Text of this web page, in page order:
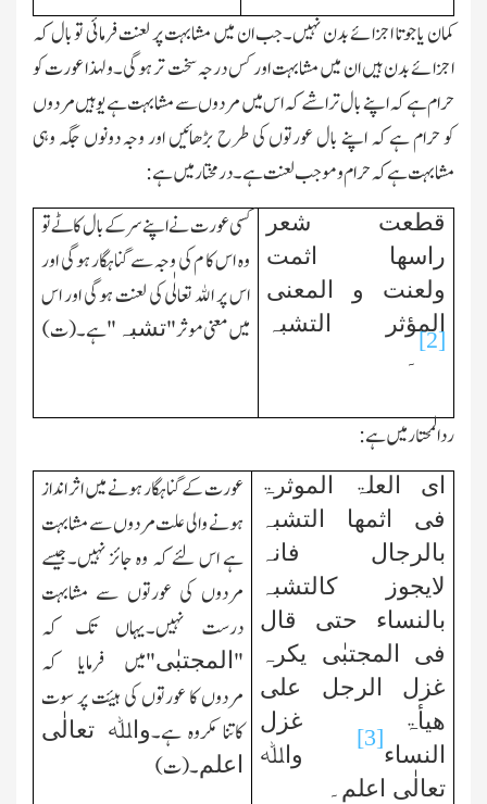
کمان یا جوتا اجزائے بدن نہیں۔جب ان میں مشابہت پر لعنت فرمائی تو بال کہ
اجزائے بدن ہیں ان میں مشابہت اور کس درجہ سخت تر ہوگی۔ولہذا عورت کو
حرام ہے کہ اپنے بال تراشے کہ اس میں مردوں سے مشابہت ہے یوہیں مردوں
کو حرام ہے کہ اپنے بال عورتوں کی طرح بڑھائیں اور وجہ دونوں جگہ وہی
مشابہت ہے کہ حرام وموجب لعنت ہے۔درمختار میں ہے:
قطعت شعر
راسھا اثمت
ولعنت و المعنی
المؤثر التشبہ
[2]
۔
کسی عورت نے اپنے سر کے بال کاٹے تو
وہ اس کا م کی وجہ سے گناہگار ہوگی اور
اس پر اﷲ تعالٰی کی لعنت ہوگی اور اس
میں معنی موثر"تشبہ "ہے۔(ت)
ردالمحتار میں ہے:
ای العلۃ الموثرۃ
فی اثمھا التشبہ
بالرجال فانہ
لایجوز کالتشبہ
بالنساء حتی قال
فی المجتبٰی یکرہ
غزل الرجل علی
ھیأۃ غزل
النساء
[3]
واﷲ
تعالٰی اعلم۔
عورت کے گناہگار ہونے میں اثر انداز
ہونے والی علت مردوں سے مشابہت
ہے اس لئے کہ وہ جائز نہیں۔جیسے
مردوں کی عورتوں سے مشابہت
درست نہیں۔یہاں تك کہ
"المجتبٰی"میں فرمایا کہ
مردوں کا عورتوں کی ہیئت پر سوت
کاتنا مکروہ ہے۔واﷲ تعالٰی
اعلم۔(ت)